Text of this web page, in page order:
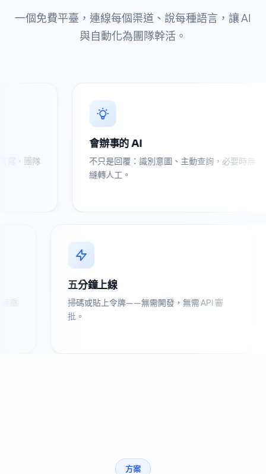
一個免費平臺，連線每個渠道、說每種語言，讓 AI
與自動化為團隊幹活。
回覆：識別意圖、主動查詢，必要時無
每月 100 還是 10
動回覆與分群群發，替你處理重
掃碼或貼上令牌——無需
方案